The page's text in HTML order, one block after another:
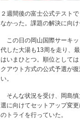
２週間後の富士公式テスト
なかった。課題の解決に向
この日の岡山国際サーキッ
代した大湯も13周を走り、
はいまひとつ。順位として
クアウト方式の公式予選が
い。
そんな状況を受け、岡島慎
選に向けてセットアップ変
のトライを行っていた。